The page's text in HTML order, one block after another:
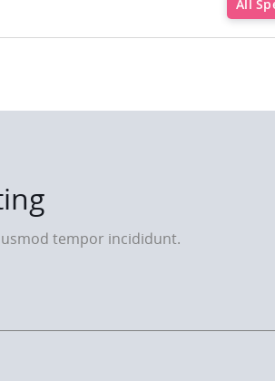
All
tempor incididunt.